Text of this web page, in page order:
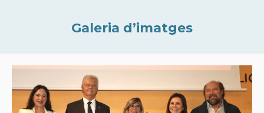
Galeria d’imatges